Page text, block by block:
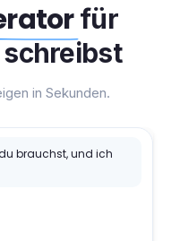
für
schreibst
in Sekunden.
brauchst, und ich